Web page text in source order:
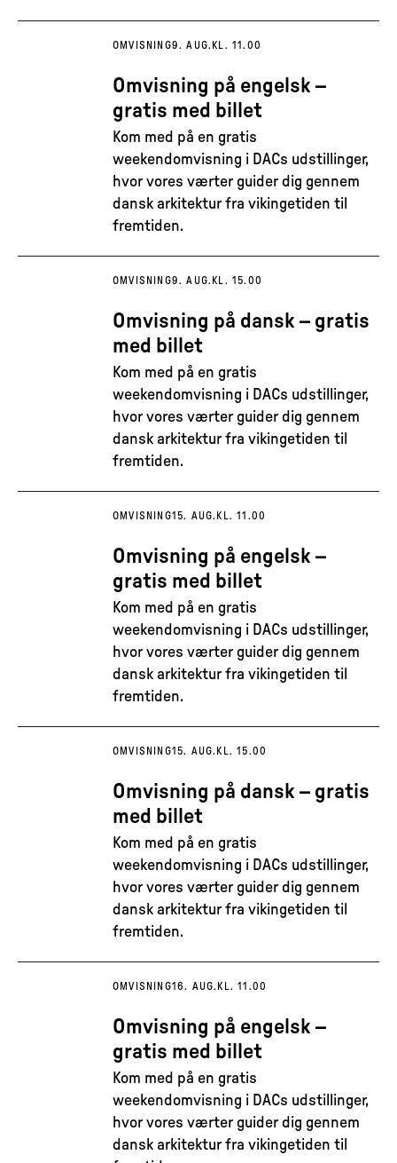
OMVISNING9. AUG. KL. 11.00
Omvisning på engelsk –
gratis med billet
Kom med på en gratis
weekendomvisning i DACs udstillinger,
hvor vores værter guider dig gennem
dansk arkitektur fra vikingetiden til
fremtiden.
OMVISNING9. AUG. KL. 15.00
Omvisning på dansk – gratis
med billet
Kom med på en gratis
weekendomvisning i DACs udstillinger,
hvor vores værter guider dig gennem
dansk arkitektur fra vikingetiden til
fremtiden.
OMVISNING15. AUG. KL. 11.00
Omvisning på engelsk –
gratis med billet
Kom med på en gratis
weekendomvisning i DACs udstillinger,
hvor vores værter guider dig gennem
dansk arkitektur fra vikingetiden til
fremtiden.
OMVISNING15. AUG. KL. 15.00
Omvisning på dansk – gratis
med billet
Kom med på en gratis
weekendomvisning i DACs udstillinger,
hvor vores værter guider dig gennem
dansk arkitektur fra vikingetiden til
fremtiden.
OMVISNING16. AUG. KL. 11.00
Omvisning på engelsk –
gratis med billet
Kom med på en gratis
weekendomvisning i DACs udstillinger,
hvor vores værter guider dig gennem
dansk arkitektur fra vikingetiden til